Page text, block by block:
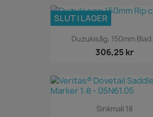
Duzukisåg, 150mm
306,25 kr
SLUT I LAGER
Sinkmall 18